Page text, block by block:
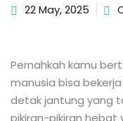
22 May, 2025
Pernahkah kamu
manusia bisa
detak jantung yang
pikiran-pikiran hebat